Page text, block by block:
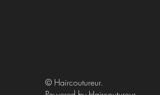
© Haircoutureur.